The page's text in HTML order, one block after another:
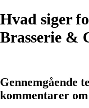
Hvad siger
Brasserie &
Gennemgående
kommentarer